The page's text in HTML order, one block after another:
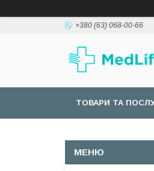
+380 (63) 068-00-66
ТОВАРИ ТА